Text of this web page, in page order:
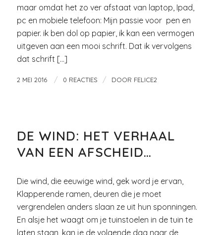
maar omdat het zo ver afstaat van laptop, Ipad,
pc en mobiele telefoon: Mijn passie voor pen en
papier. ik ben dol op papier, ik kan een vermogen
uitgeven aan een mooi schrift. Dat ik vervolgens
dat schrift […]
2 MEI 2016 / 0 REACTIES / DOOR FELICE2
DE WIND: HET VERHAAL
VAN EEN AFSCHEID…
Die wind, die eeuwige wind, gek word je ervan,
Klapperende ramen, deuren die je moet
vergrendelen anders slaan ze uit hun sponningen.
En alsje het waagt om je tuinstoelen in de tuin te
laten staan, kan je de volgende dag naar de